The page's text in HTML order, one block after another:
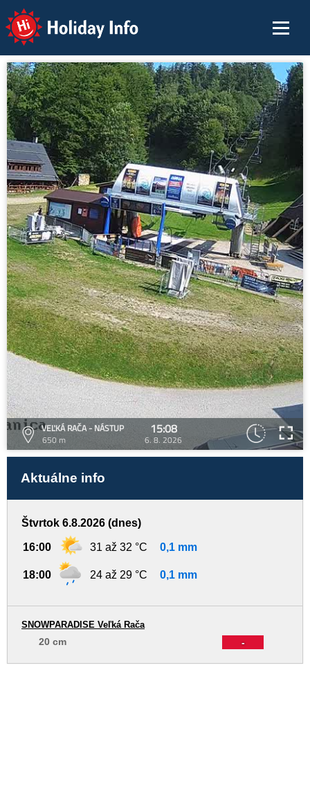
Holiday Info
VEĽKÁ RAČA - NÁSTUP
650 m
15:08
6. 8. 2026
Aktuálne info
Štvrtok 6.8.2026 (dnes)
16:00 31 až 32 °C 0,1 mm
18:00 24 až 29 °C 0,1 mm
-
SNOWPARADISE Veľká Rača
20 cm